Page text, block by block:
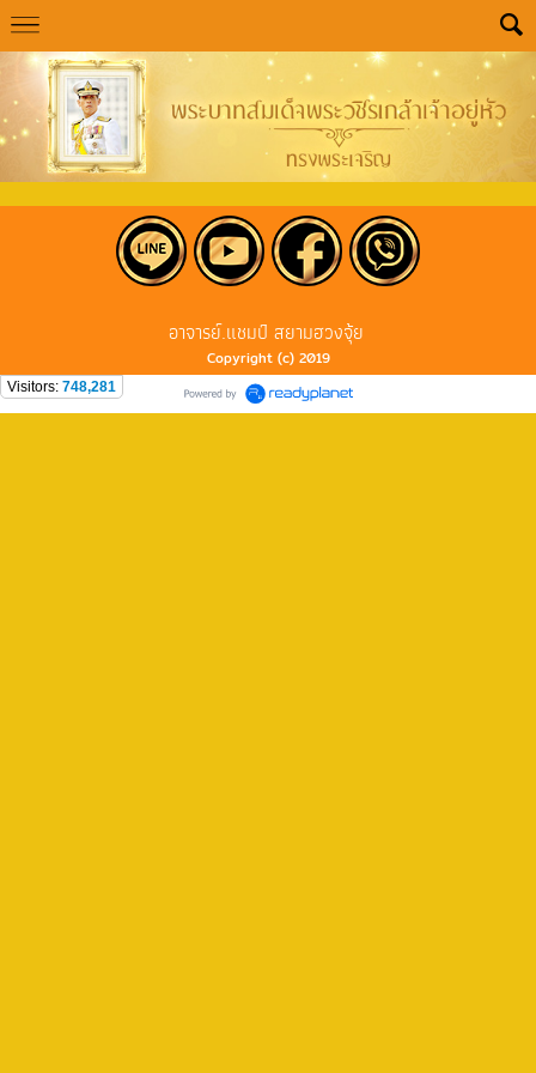
อาจารย์.แชมป์ สยามฮวงจุ้ย
Copyright (c) 2019
Visitors: 748,281